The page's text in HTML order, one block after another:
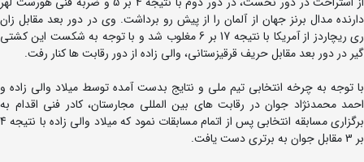
دارنده مدال برنز جهان از آلمان را از پیش رو برداشت. وی در دور بعد مقابل زان
ری ریچاردز از آمریکا با نتیجه 17 بر 6 مغلوب شد و با توجه به شکست این کشتی
گیر در دور بعد مقابل حریف قرقیزستانی، والی زاده از دور رقابت ها کنار رفت.
با توجه به چرخه انتخابی تیم ملی و نتایج بدست آمده توسط میلاد والی زاده و
احمد محمدنژاد جوان در رقابت های بین المللی مجارستان، کادر فنی اقدام به
برگزاری مسابقه انتخابی پس از اتمام مسابقات نمود که میلاد والی زاده با نتیجه 4
بر 3 مقابل جوان به برتری دست یافت.